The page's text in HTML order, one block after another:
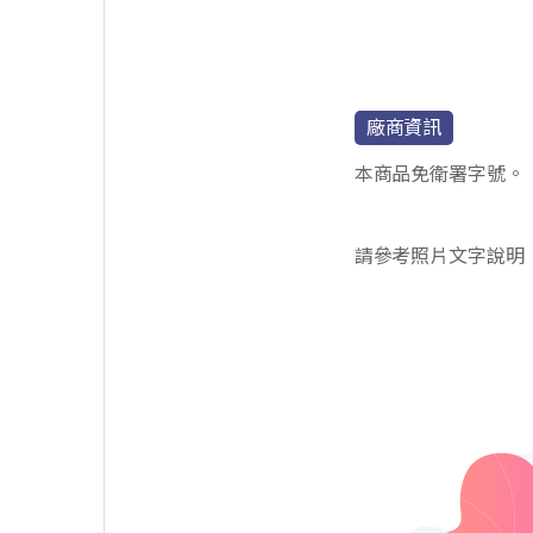
廠商資訊
本商品免衛署字號。
請參考照片文字說明